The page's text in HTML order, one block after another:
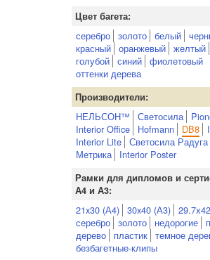
Цвет багета:
серебро золото белый
красный оранжевый желтый
голубой синий фиолетовый
оттенки дерева
Производители:
НЕЛЬСОН™ Светосила
Interior Office
Hofmann DB8
Interior Lite Светосила Радуга
Метрика
Interior Poster
Рамки для дипломов и
А4 и А3:
21x30 (А4) 30x40 (А3)
серебро золото недорогие
дерево
пластик темное
безбагетные-клипы